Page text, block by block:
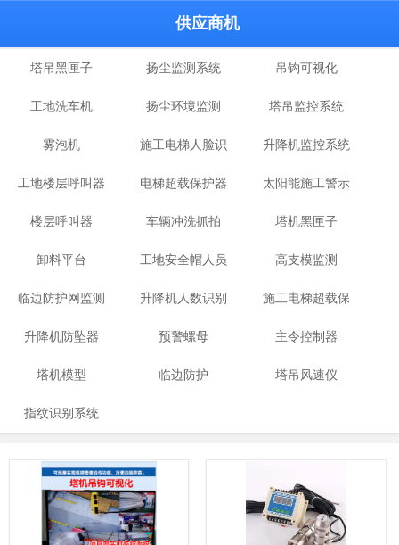
供应商机
塔吊黑匣子 扬尘监测系统 吊钩可视化
工地洗车机 扬尘环境监测 塔吊监控系统
雾泡机 施工电梯人脸识
别
升降机监控系统
工地楼层呼叫器 电梯超载保护器 太阳能施工警示
灯
楼层呼叫器 车辆冲洗抓拍 塔机黑匣子
卸料平台 工地安全帽人员
定位
高支模监测
临边防护网监测
系统
升降机人数识别
系统
施工电梯超载保
护器
升降机防坠器 预警螺母 主令控制器
塔机模型 临边防护 塔吊风速仪
指纹识别系统